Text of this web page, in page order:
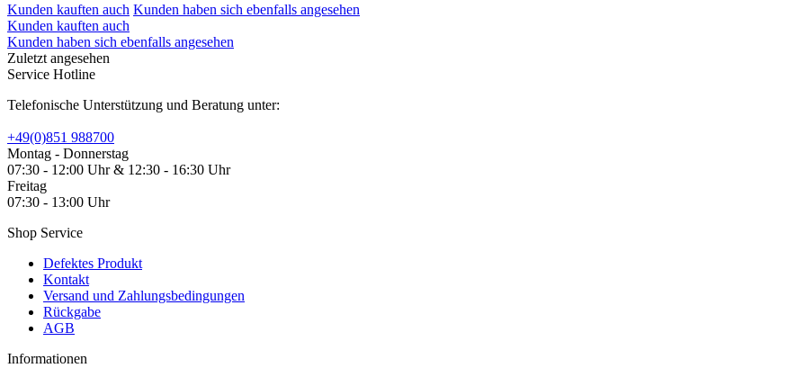
Kunden kauften auch Kunden haben sich ebenfalls angesehen
Kunden kauften auch
Kunden haben sich ebenfalls angesehen
Zuletzt angesehen
Service Hotline
Telefonische Unterstützung und Beratung unter:
+49(0)851 988700
Montag - Donnerstag
07:30 - 12:00 Uhr & 12:30 - 16:30 Uhr
Freitag
07:30 - 13:00 Uhr
Shop Service
Defektes Produkt
Kontakt
Versand und Zahlungsbedingungen
Rückgabe
AGB
Informationen